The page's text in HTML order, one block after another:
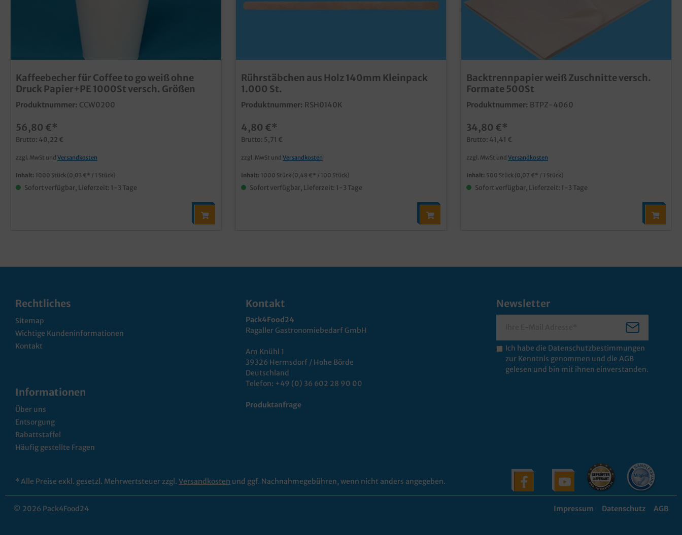
Kaffeebecher für Coffee to go weiß ohne
Druck Papier+PE 1000St versch. Größen
Produktnummer: CCW0200
56,80 €*
Brutto: 40,22 €
zzgl. MwSt undVersandkosten
Inhalt: 1000 Stück (0,03 €* / 1 Stück)
Sofort verfügbar, Lieferzeit: 1-3 Tage
Rührstäbchen aus Holz 140mm Kleinpack
1.000 St.
Produktnummer: RSH0140K
4,80 €*
Brutto: 5,71 €
zzgl. MwSt undVersandkosten
Inhalt: 1000 Stück (0,48 €* / 100 Stück)
Sofort verfügbar, Lieferzeit: 1-3 Tage
Backtrennpapier weiß Zuschnitte versch.
Formate 500St
Produktnummer: BTPZ-4060
34,80 €*
Brutto: 41,41 €
zzgl. MwSt undVersandkosten
Inhalt: 500 Stück (0,07 €* / 1 Stück)
Sofort verfügbar, Lieferzeit: 1-3 Tage
Rechtliches
Sitemap
Wichtige Kundeninformationen
Kontakt
Informationen
Über uns
Entsorgung
Rabattstaffel
Häufig gestellte Fragen
Kontakt
Pack4Food24
Ragaller Gastronomiebedarf GmbH
Am Knühl 1
39326 Hermsdorf / Hohe Börde
Deutschland
Telefon: +49 (0) 36 602 28 90 00
Produktanfrage
Newsletter
Ich habe die Datenschutzbestimmungen
zur Kenntnis genommen und die AGB
gelesen und bin mit ihnen einverstanden.
* Alle Preise exkl. gesetzl. Mehrwertsteuer zzgl. Versandkosten und ggf. Nachnahmegebühren, wenn nicht anders angegeben.
© 2026 Pack4Food24 Impressum Datenschutz AGB